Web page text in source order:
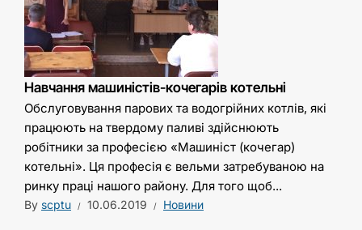
Навчання машиністів-кочегарів котельні
Обслуговування парових та водогрійних котлів, які
працюють на твердому паливі здійснюють
робітники за професією «Машиніст (кочегар)
котельні». Ця професія є вельми затребуваною на
ринку праці нашого району. Для того щоб...
By scptu 10.06.2019 Новини